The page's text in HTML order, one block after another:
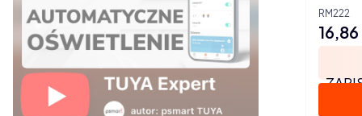
RM222
Cena
16,86